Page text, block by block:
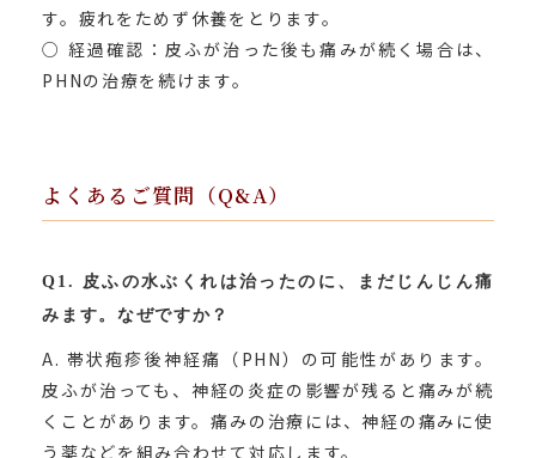
す。疲れをためず休養をとります。
○ 経過確認：皮ふが治った後も痛みが続く場合は、
PHNの治療を続けます。
よくあるご質問（Q&A）
Q1. 皮ふの水ぶくれは治ったのに、まだじんじん痛
みます。なぜですか？
A. 帯状疱疹後神経痛（PHN）の可能性があります。
皮ふが治っても、神経の炎症の影響が残ると痛みが続
くことがあります。痛みの治療には、神経の痛みに使
う薬などを組み合わせて対応します。